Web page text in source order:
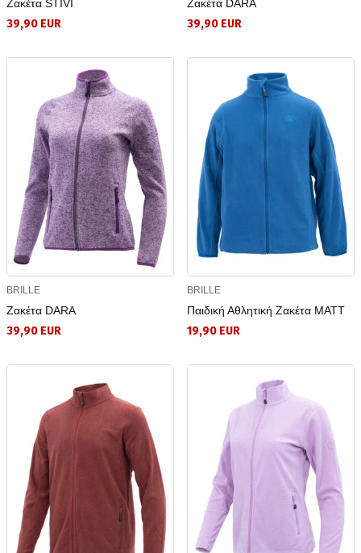
Ζακέτα STIVI
39,90 EUR
Ζακέτα DARA
39,90 EUR
BRILLE
Ζακέτα DARA
39,90 EUR
BRILLE
Παιδική Αθλητική Ζακέτα MATT
19,90 EUR